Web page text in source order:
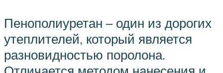
Пенополиуретан – один из дорогих
утеплителей, который является
разновидностью поролона.